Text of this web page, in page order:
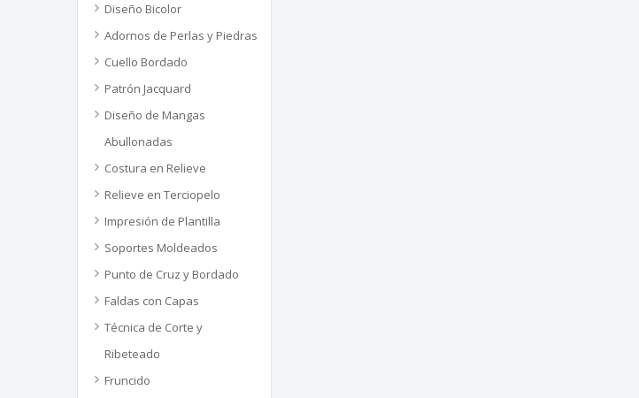
Diseño Bicolor
Adornos de Perlas y Piedras
Cuello Bordado
Patrón Jacquard
Diseño de Mangas
Abullonadas
Costura en Relieve
Relieve en Terciopelo
Impresión de Plantilla
Soportes Moldeados
Punto de Cruz y Bordado
Faldas con Capas
Técnica de Corte y
Ribeteado
Fruncido